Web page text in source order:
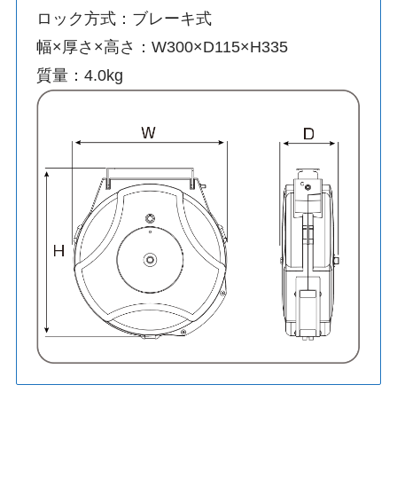
ロック方式：ブレーキ式
幅×厚さ×高さ：W300×D115×H335
質量：4.0kg